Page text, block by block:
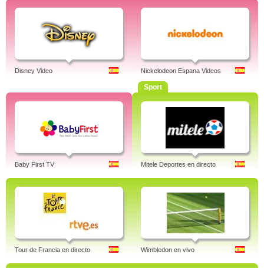
Disney Video Nickelodeon Espana Videos
Baby First TV
Sport
Mitele Deportes en directo
Tour de Francia en directo Wimbledon en vivo